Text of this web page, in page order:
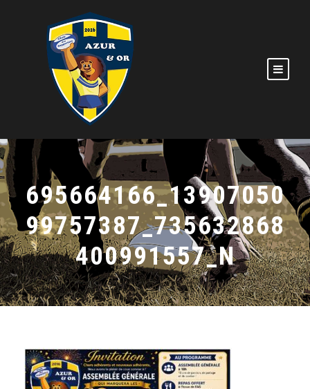
695664166_13907050
99757387_735632868
400991557_N